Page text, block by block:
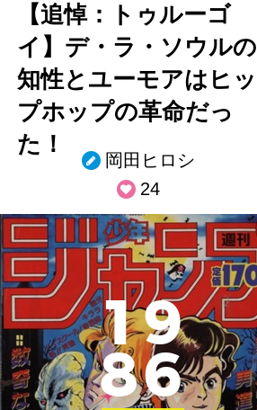
【追悼：トゥルーゴ
イ】デ・ラ・ソウルの
知性とユーモアはヒッ
プホップの革命だっ
た！
岡田ヒロシ
24
19
86